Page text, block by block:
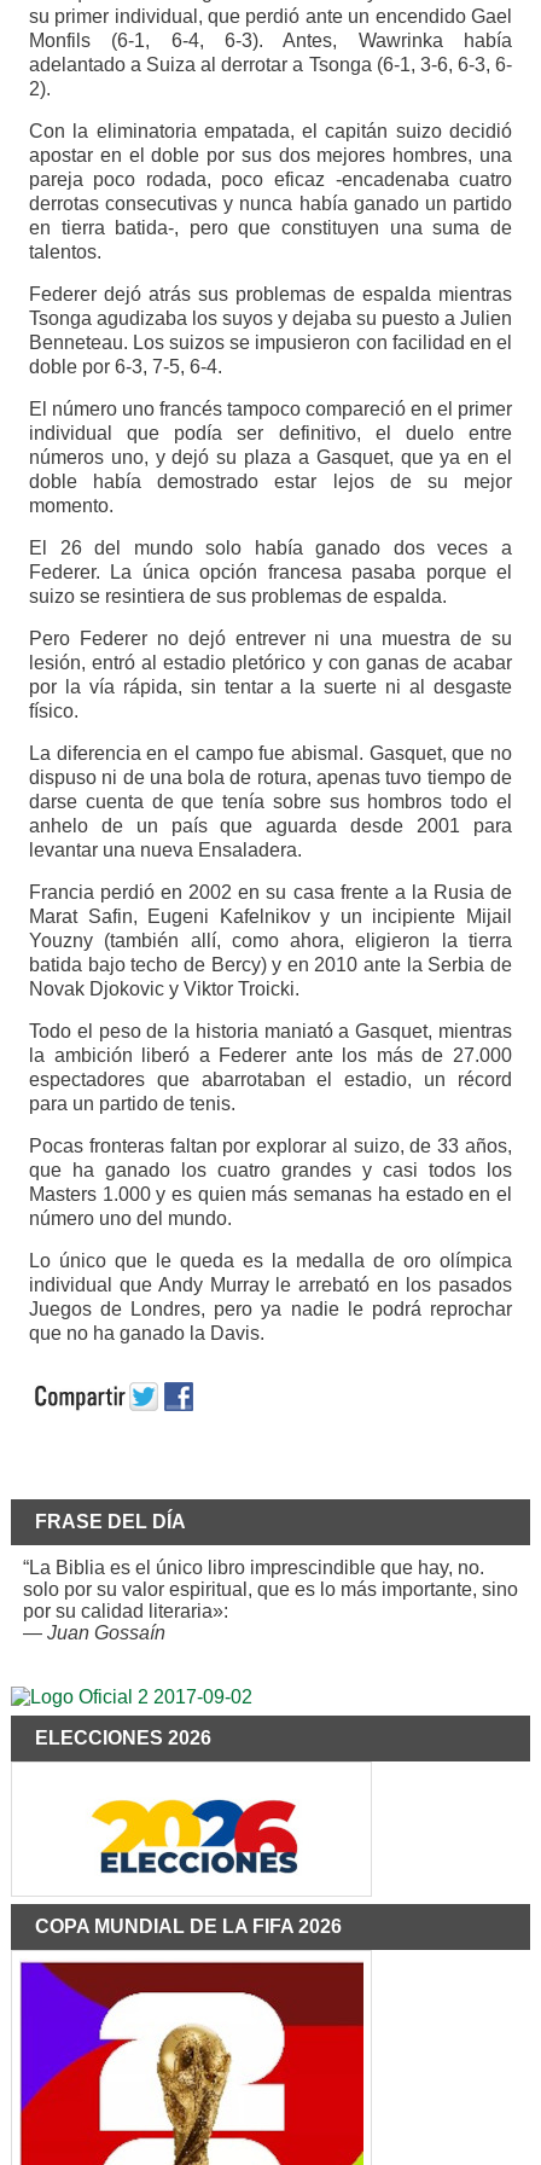
su primer individual, que perdió ante un encendido Gael
Monfils (6-1, 6-4, 6-3). Antes, Wawrinka había
adelantado a Suiza al derrotar a Tsonga (6-1, 3-6, 6-3, 6-
2).
Con la eliminatoria empatada, el capitán suizo decidió
apostar en el doble por sus dos mejores hombres, una
pareja poco rodada, poco eficaz -encadenaba cuatro
derrotas consecutivas y nunca había ganado un partido
en tierra batida-, pero que constituyen una suma de
talentos.
Federer dejó atrás sus problemas de espalda mientras
Tsonga agudizaba los suyos y dejaba su puesto a Julien
Benneteau. Los suizos se impusieron con facilidad en el
doble por 6-3, 7-5, 6-4.
El número uno francés tampoco compareció en el primer
individual que podía ser definitivo, el duelo entre
números uno, y dejó su plaza a Gasquet, que ya en el
doble había demostrado estar lejos de su mejor
momento.
El 26 del mundo solo había ganado dos veces a
Federer. La única opción francesa pasaba porque el
suizo se resintiera de sus problemas de espalda.
Pero Federer no dejó entrever ni una muestra de su
lesión, entró al estadio pletórico y con ganas de acabar
por la vía rápida, sin tentar a la suerte ni al desgaste
físico.
La diferencia en el campo fue abismal. Gasquet, que no
dispuso ni de una bola de rotura, apenas tuvo tiempo de
darse cuenta de que tenía sobre sus hombros todo el
anhelo de un país que aguarda desde 2001 para
levantar una nueva Ensaladera.
Francia perdió en 2002 en su casa frente a la Rusia de
Marat Safin, Eugeni Kafelnikov y un incipiente Mijail
Youzny (también allí, como ahora, eligieron la tierra
batida bajo techo de Bercy) y en 2010 ante la Serbia de
Novak Djokovic y Viktor Troicki.
Todo el peso de la historia maniató a Gasquet, mientras
la ambición liberó a Federer ante los más de 27.000
espectadores que abarrotaban el estadio, un récord
para un partido de tenis.
Pocas fronteras faltan por explorar al suizo, de 33 años,
que ha ganado los cuatro grandes y casi todos los
Masters 1.000 y es quien más semanas ha estado en el
número uno del mundo.
Lo único que le queda es la medalla de oro olímpica
individual que Andy Murray le arrebató en los pasados
Juegos de Londres, pero ya nadie le podrá reprochar
que no ha ganado la Davis.
FRASE DEL DÍA
“La Biblia es el único libro imprescindible que hay, no.
solo por su valor espiritual, que es lo más importante, sino
por su calidad literaria»:
— Juan Gossaín
ELECCIONES 2026
COPA MUNDIAL DE LA FIFA 2026